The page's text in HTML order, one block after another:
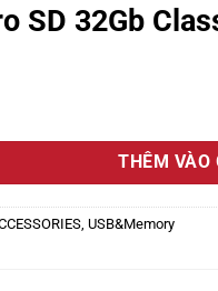
SD 32Gb
Kingston SDCS2 số
THÊM VÀO
, USB&Memory